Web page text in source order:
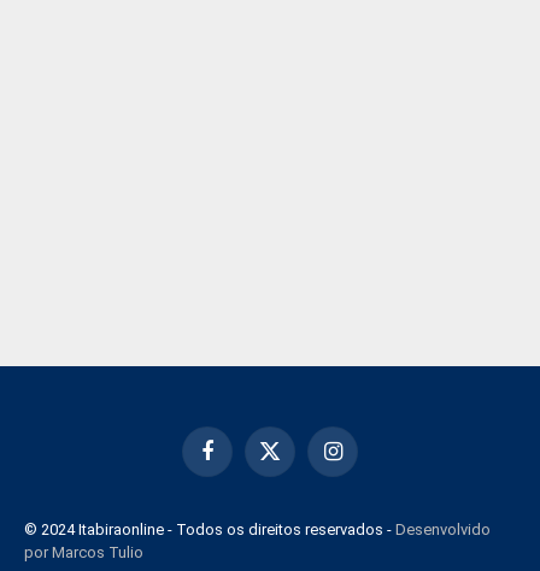
Facebook
X
Instagram
© 2024 Itabiraonline - Todos os direitos reservados - Desenvolvido
por Marcos Tulio